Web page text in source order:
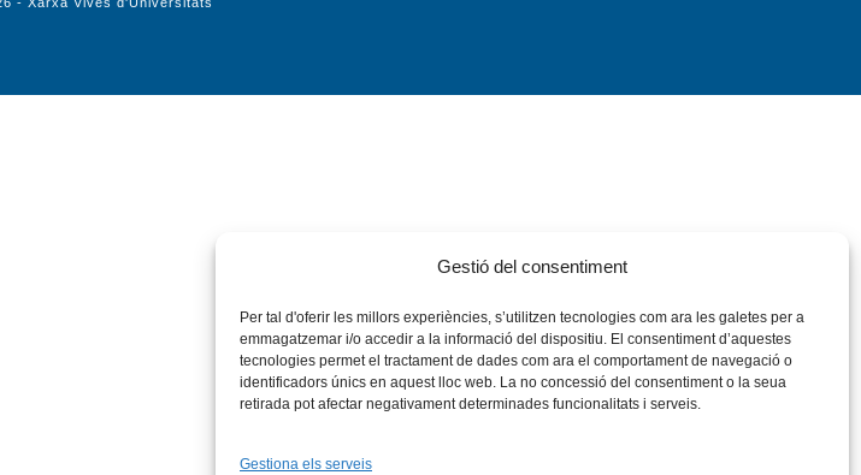
Gestió del consentiment
Per tal d'oferir les millors experiències, s’utilitzen tecnologies com ara les galetes per a
emmagatzemar i/o accedir a la informació del dispositiu. El consentiment d’aquestes
tecnologies permet el tractament de dades com ara el comportament de navegació o
identificadors únics en aquest lloc web. La no concessió del consentiment o la seua
retirada pot afectar negativament determinades funcionalitats i serveis.
Gestiona els serveis